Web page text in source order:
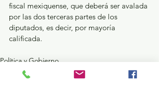
fiscal mexiquense, que deberá ser avalada
por las dos terceras partes de los
diputados, es decir, por mayoría
calificada.
Política y Gobierno
Seguridad y Justicia